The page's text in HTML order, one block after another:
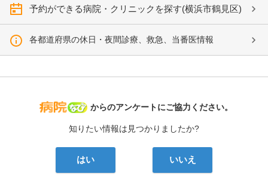
予約ができる病院・クリニックを探す(横浜市鶴見区)
各都道府県の休日・夜間診療、救急、当番医情報
病院なび
からのアンケートにご協力ください。
知りたい情報は見つかりましたか?
はい いいえ